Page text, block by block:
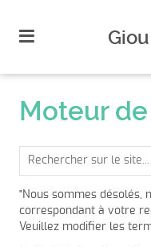
site
aller
menu
contenu
Moteur
"Nous sommes désolés,
correspondant à votre
Veuillez modifier les